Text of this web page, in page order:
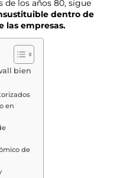
de los años 80, sigue
dentro de
las empresas.
bien
en
de